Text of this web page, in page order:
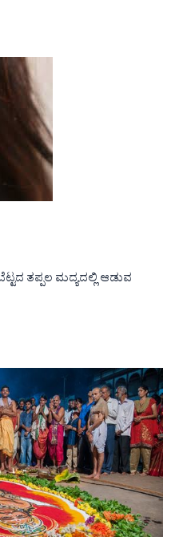
ತಪ್ಪಲ ಮದ್ಯದಲ್ಲಿ ಆಡುವ